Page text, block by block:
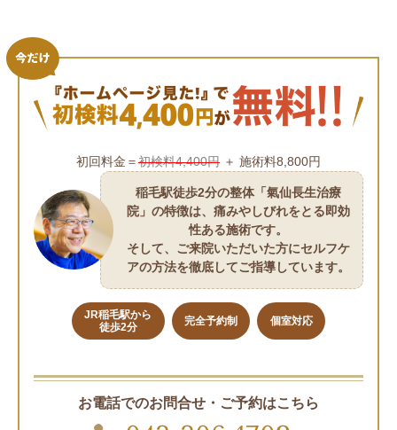
初回料金＝初検料4,400円 ＋ 施術料8,800円
稲毛駅徒歩2分の整体「氣仙長生治療
院」の特徴は、痛みやしびれをとる即効
性ある施術です。
そして、ご来院いただいた方にセルフケ
アの方法を徹底してご指導しています。
JR稲毛駅から
徒歩2分
完全予約制 個室対応
お電話でのお問合せ・ご予約はこちら